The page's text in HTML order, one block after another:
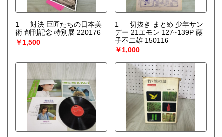
1_ 対決 巨匠たちの日本美
術 創刊記念 特別展 220176
￥1,500
1_ 切抜き まとめ 少年サン
デー 21エモン 127~139P 藤
子不二雄 150116
￥1,000